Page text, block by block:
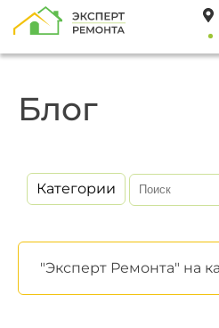
Блог
Категории
"Эксперт Ремонта" на